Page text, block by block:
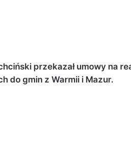
przekazał umowy na
do gmin z Warmii i Mazur.